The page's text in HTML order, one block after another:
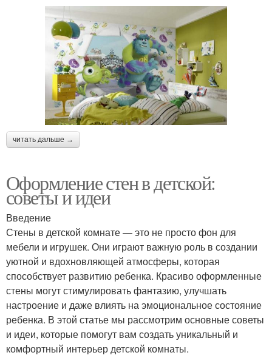
читать дальше →
Оформление стен в детской:
советы и идеи
Введение
Стены в детской комнате — это не просто фон для
мебели и игрушек. Они играют важную роль в создании
уютной и вдохновляющей атмосферы, которая
способствует развитию ребенка. Красиво оформленные
стены могут стимулировать фантазию, улучшать
настроение и даже влиять на эмоциональное состояние
ребенка. В этой статье мы рассмотрим основные советы
и идеи, которые помогут вам создать уникальный и
комфортный интерьер детской комнаты.